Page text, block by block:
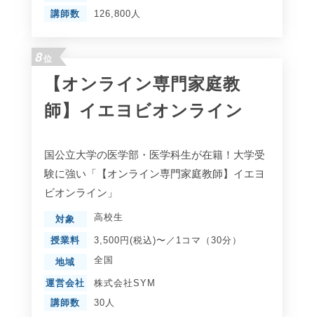
講師数
126,800人
8位
【オンライン専門家庭教
師】イエヨビオンライン
国公立大学の医学部・医学科生が在籍！大学受
験に強い「【オンライン専門家庭教師】イエヨ
ビオンライン」
対象 高校生
授業料 3,500円(税込)〜／1コマ（30分）
地域 全国
運営会社
株式会社SYM
講師数
30人